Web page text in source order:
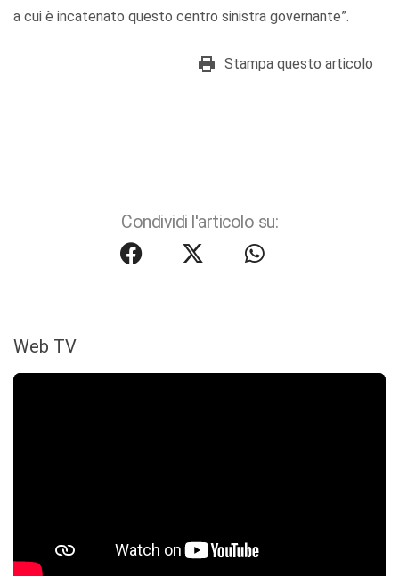
a cui è incatenato questo centro sinistra governante”.
Stampa questo articolo
Condividi l'articolo su:
Web TV